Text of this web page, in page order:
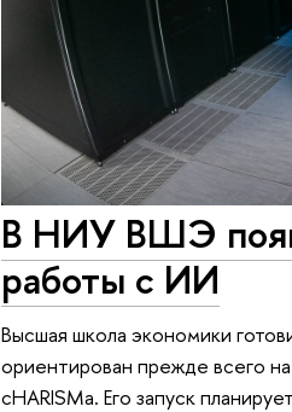
В НИУ ВШЭ
работы с ИИ
Высшая школа экономики
ориентирован прежде всего
cHARISMa. Его запуск